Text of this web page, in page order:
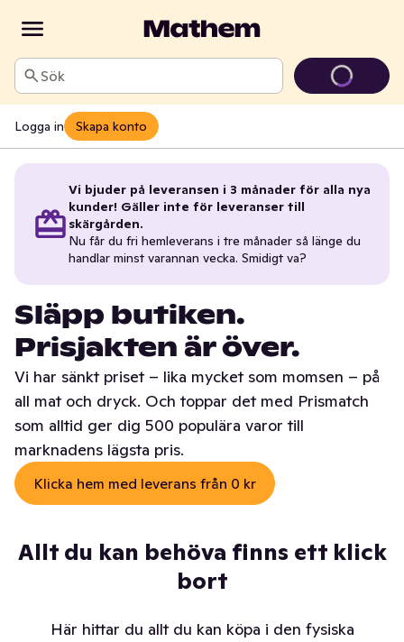
Sök
Logga in Skapa konto
Vi bjuder på leveransen i 3 månader för alla nya
kunder! Gäller inte för leveranser till
skärgården.
Nu får du fri hemleverans i tre månader så länge du
handlar minst varannan vecka. Smidigt va?
Släpp butiken.
Prisjakten är över.
Vi har sänkt priset – lika mycket som momsen – på
all mat och dryck. Och toppar det med Prismatch
som alltid ger dig 500 populära varor till
marknadens lägsta pris.
Klicka hem med leverans från 0 kr
Allt du kan behöva finns ett klick
bort
Här hittar du allt du kan köpa i den fysiska